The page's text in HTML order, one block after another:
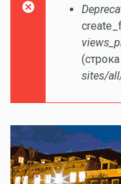
(строка
sites/